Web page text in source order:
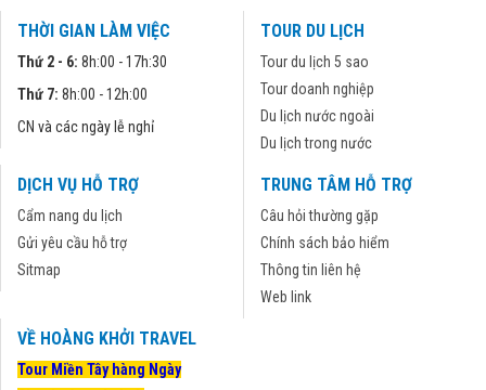
THỜI GIAN LÀM VIỆC
Thứ 2 - 6: 8h:00 - 17h:30
Thứ 7: 8h:00 - 12h:00
CN và các ngày lễ nghỉ
TOUR DU LỊCH
Tour du lịch 5 sao
Tour doanh nghiệp
Du lịch nước ngoài
Du lịch trong nước
DỊCH VỤ HỖ TRỢ
Cẩm nang du lịch
Gửi yêu cầu hỗ trợ
Sitmap
TRUNG TÂM HỖ TRỢ
Câu hỏi thường gặp
Chính sách bảo hiểm
Thông tin liên hệ
Web link
VỀ HOÀNG KHỞI TRAVEL
Tour Miền Tây hàng Ngày